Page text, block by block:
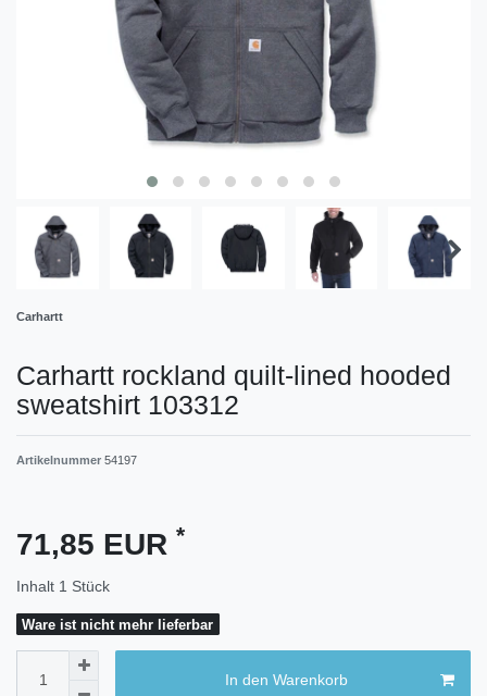
Carhartt
Carhartt rockland quilt-lined hooded
sweatshirt 103312
Artikelnummer 54197
71,85 EUR *
Inhalt 1 Stück
Ware ist nicht mehr lieferbar
In den Warenkorb